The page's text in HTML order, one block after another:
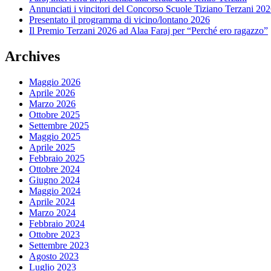
Annunciati i vincitori del Concorso Scuole Tiziano Terzani
Presentato il programma di vicino/lontano 2026
Il Premio Terzani 2026 ad Alaa Faraj per “Perché ero ragazzo”
Archives
Maggio 2026
Aprile 2026
Marzo 2026
Ottobre 2025
Settembre 2025
Maggio 2025
Aprile 2025
Febbraio 2025
Ottobre 2024
Giugno 2024
Maggio 2024
Aprile 2024
Marzo 2024
Febbraio 2024
Ottobre 2023
Settembre 2023
Agosto 2023
Luglio 2023